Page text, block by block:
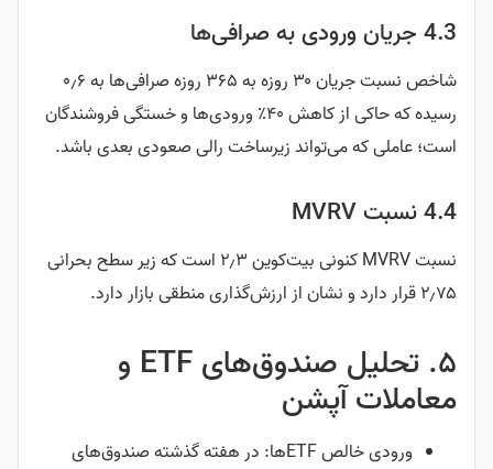
4.3 جریان ورودی به صرافی‌ها
شاخص نسبت جریان ۳۰ روزه به ۳۶۵ روزه صرافی‌ها به ۰٫۶
رسیده که حاکی از کاهش ۴۰٪ ورودی‌ها و خستگی فروشندگان
است؛ عاملی که می‌تواند زیرساخت رالی صعودی بعدی باشد.
4.4 نسبت MVRV
نسبت MVRV کنونی بیت‌کوین ۲٫۳ است که زیر سطح بحرانی
۲٫۷۵ قرار دارد و نشان از ارزش‌گذاری منطقی بازار دارد.
۵. تحلیل صندوق‌های ETF و
معاملات آپشن
ورودی خالص ETFها: در هفته گذشته صندوق‌های